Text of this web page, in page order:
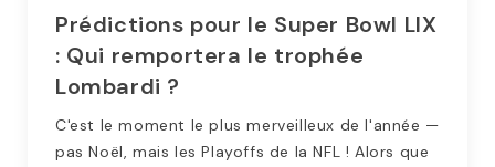
Prédictions pour le Super Bowl LIX
: Qui remportera le trophée
Lombardi ?
C'est le moment le plus merveilleux de l'année —
pas Noël, mais les Playoffs de la NFL ! Alors que